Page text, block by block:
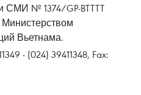
СМИ № 1374/GP-BTTTT
Министерством
Вьетнама.
- (024) 39411348, Fax: